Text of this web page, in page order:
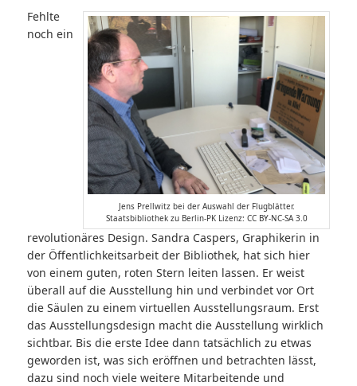
Jens Prellwitz bei der Auswahl der Flugblätter.
Staatsbibliothek zu Berlin-PK Lizenz: CC BY-NC-SA 3.0
Fehlte
noch ein
revolutionäres Design. Sandra Caspers, Graphikerin in
der Öffentlichkeitsarbeit der Bibliothek, hat sich hier
von einem guten, roten Stern leiten lassen. Er weist
überall auf die Ausstellung hin und verbindet vor Ort
die Säulen zu einem virtuellen Ausstellungsraum. Erst
das Ausstellungsdesign macht die Ausstellung wirklich
sichtbar. Bis die erste Idee dann tatsächlich zu etwas
geworden ist, was sich eröffnen und betrachten lässt,
dazu sind noch viele weitere Mitarbeitende und